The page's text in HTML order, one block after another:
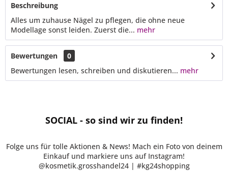
Beschreibung
Alles um zuhause Nägel zu pflegen, die ohne neue
Modellage sonst leiden. Zuerst die... mehr
Bewertungen
0
Bewertungen lesen, schreiben und diskutieren... mehr
SOCIAL - so sind wir zu finden!
Folge uns für tolle Aktionen & News! Mach ein Foto von deinem
Einkauf und markiere uns auf Instagram!
@kosmetik.grosshandel24 | #kg24shopping